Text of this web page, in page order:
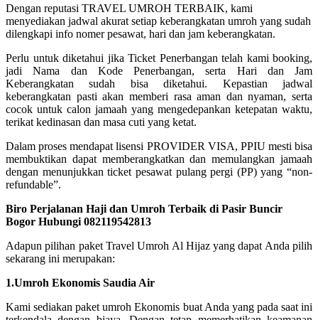
Dengan reputasi TRAVEL UMROH TERBAIK, kami
menyediakan jadwal akurat setiap keberangkatan umroh yang sudah
dilengkapi info nomer pesawat, hari dan jam keberangkatan.
Perlu untuk diketahui jika Ticket Penerbangan telah kami booking,
jadi Nama dan Kode Penerbangan, serta Hari dan Jam
Keberangkatan sudah bisa diketahui. Kepastian jadwal
keberangkatan pasti akan memberi rasa aman dan nyaman, serta
cocok untuk calon jamaah yang mengedepankan ketepatan waktu,
terikat kedinasan dan masa cuti yang ketat.
Dalam proses mendapat lisensi PROVIDER VISA, PPIU mesti bisa
membuktikan dapat memberangkatkan dan memulangkan jamaah
dengan menunjukkan ticket pesawat pulang pergi (PP) yang “non-
refundable”.
Biro Perjalanan Haji dan Umroh Terbaik di Pasir Buncir
Bogor Hubungi 082119542813
Adapun pilihan paket Travel Umroh Al Hijaz yang dapat Anda pilih
sekarang ini merupakan:
1.Umroh Ekonomis Saudia Air
Kami sediakan paket umroh Ekonomis buat Anda yang pada saat ini